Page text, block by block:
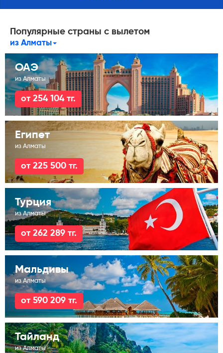
Популярные страны с вылетом
из Алматы
ОАЭ
из Алматы
от 254 104 тг.
Египет
из Алматы
от 225 500 тг.
Турция
из Алматы
от 262 289 тг.
Мальдивы
из Алматы
от 590 209 тг.
Тайланд
из Алматы